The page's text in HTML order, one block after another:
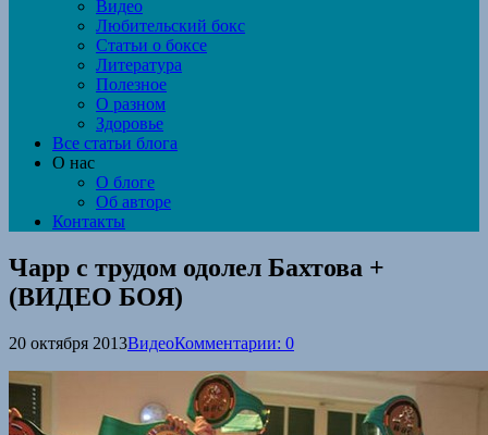
Видео
Любительский бокс
Статьи о боксе
Литература
Полезное
О разном
Здоровье
Все статьи блога
О нас
О блоге
Об авторе
Контакты
Чарр с трудом одолел Бахтова +
(ВИДЕО БОЯ)
20 октября 2013ВидеоКомментарии: 0